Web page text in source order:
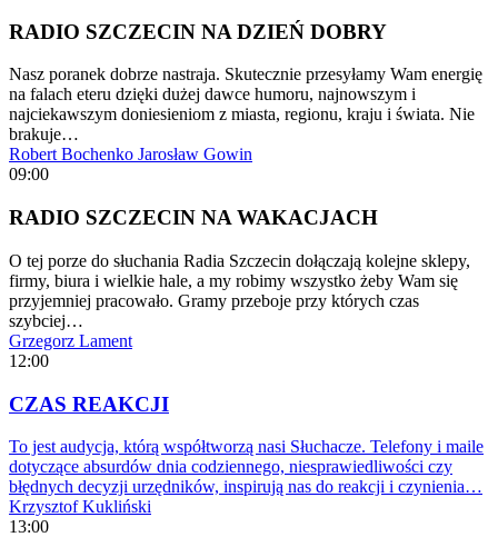
RADIO SZCZECIN NA DZIEŃ DOBRY
Nasz poranek dobrze nastraja. Skutecznie przesyłamy Wam energię
na falach eteru dzięki dużej dawce humoru, najnowszym i
najciekawszym doniesieniom z miasta, regionu, kraju i świata. Nie
brakuje…
Robert Bochenko Jarosław Gowin
09:00
RADIO SZCZECIN NA WAKACJACH
O tej porze do słuchania Radia Szczecin dołączają kolejne sklepy,
firmy, biura i wielkie hale, a my robimy wszystko żeby Wam się
przyjemniej pracowało. Gramy przeboje przy których czas
szybciej…
Grzegorz Lament
12:00
CZAS REAKCJI
To jest audycja, którą współtworzą nasi Słuchacze. Telefony i maile
dotyczące absurdów dnia codziennego, niesprawiedliwości czy
błędnych decyzji urzędników, inspirują nas do reakcji i czynienia…
Krzysztof Kukliński
13:00